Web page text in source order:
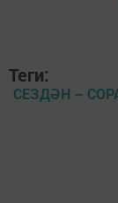
Теги:
СЕЗДӘН –